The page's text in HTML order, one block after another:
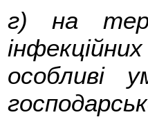
г) на
особливі